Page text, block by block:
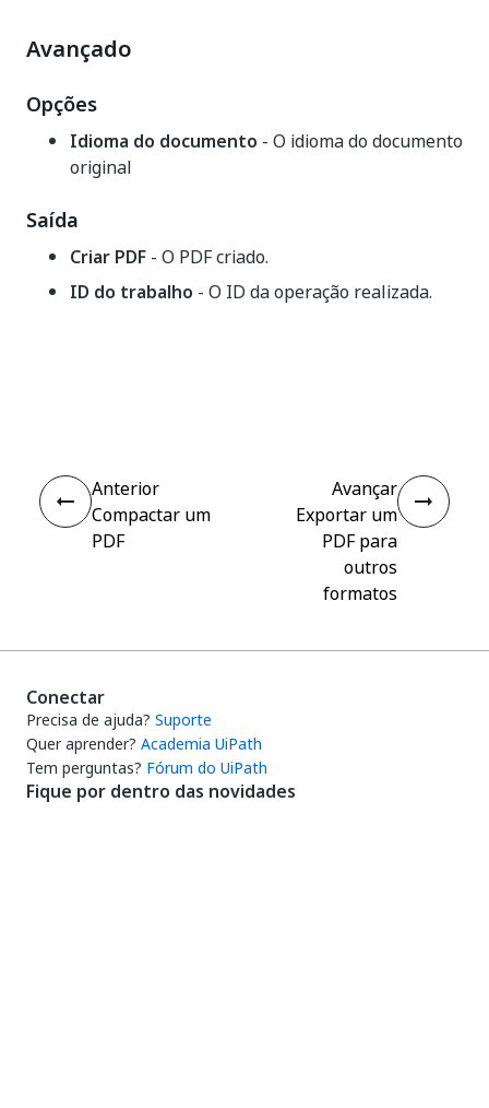
Avançado
Opções
Idioma do documento - O idioma do documento
original
Saída
Criar PDF - O PDF criado.
ID do trabalho - O ID da operação realizada.
Anterior
Compactar um
PDF
Avançar
Exportar um
PDF para
outros
formatos
Conectar
Precisa de ajuda? Suporte
Quer aprender? Academia UiPath
Tem perguntas? Fórum do UiPath
Fique por dentro das novidades